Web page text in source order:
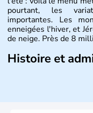
pourtant, les
importantes. Les
enneigées l'hiver, et
de neige. Près de 8
Histoire et
L'Israël est un état